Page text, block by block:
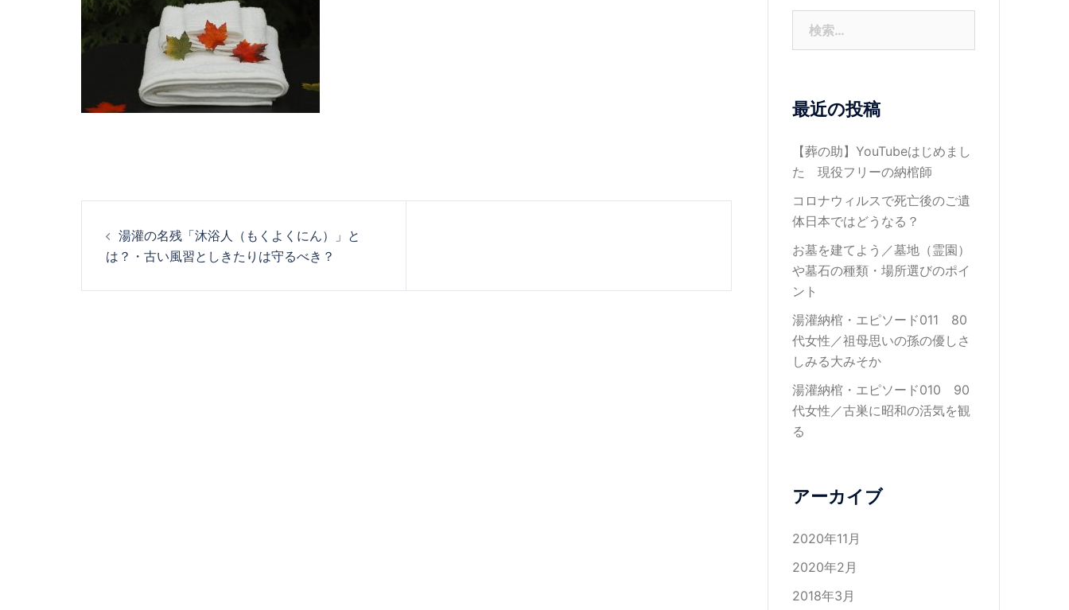
稿
ナ
湯灌の名残「沐浴人（もくよくにん）」と
は？・古い風習としきたりは守るべき？
最近の投稿
【葬の助】YouTubeはじめまし
た 現役フリーの納棺師
コロナウィルスで死亡後のご遺
体日本ではどうなる？
お墓を建てよう／墓地（霊園）
や墓石の種類・場所選びのポイ
ント
湯灌納棺・エピソード011 80
代女性／祖母思いの孫の優しさ
しみる大みそか
湯灌納棺・エピソード010 90
代女性／古巣に昭和の活気を観
る
アーカイブ
2020年11月
2020年2月
2018年3月